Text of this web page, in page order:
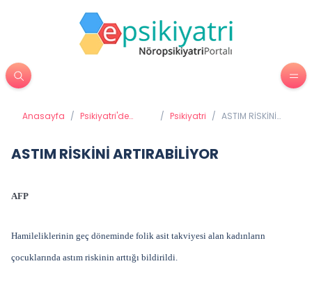
Anasayfa / Psikiyatri'de
/ Psikiyatri / ASTIM RİSKİNİ
ASTIM RİSKİNİ ARTIRABİLİYOR
AFP
Hamileliklerinin geç döneminde folik asit takviyesi alan kadınların
çocuklarında astım riskinin arttığı bildirildi.